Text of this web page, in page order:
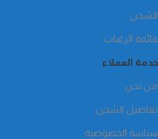
الشحن
قائمة الرغبات
خدمة العملاء
من نحن
تفاصيل الشحن
سياسة الخصوصية